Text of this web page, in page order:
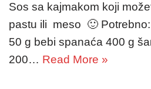
Sos sa kajmakom koji
pastu ili meso 🙂
50 g bebi spanaća 400 g
200… Read More »